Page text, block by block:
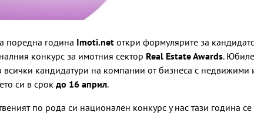
поредна година Imoti.net откри формулярите за
конкурс за имотния сектор Real Estate Awards.
всички кандидатури на компании от бизнеса с недвижими
си в срок до 16 април.
по рода си национален конкурс у нас тази година